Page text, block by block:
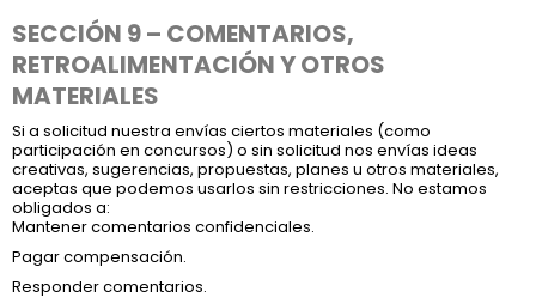
SECCIÓN 9 – COMENTARIOS,
RETROALIMENTACIÓN Y OTROS
MATERIALES
Si a solicitud nuestra envías ciertos materiales (como
participación en concursos) o sin solicitud nos envías ideas
creativas, sugerencias, propuestas, planes u otros materiales,
aceptas que podemos usarlos sin restricciones. No estamos
obligados a:
Mantener comentarios confidenciales.
Pagar compensación.
Responder comentarios.